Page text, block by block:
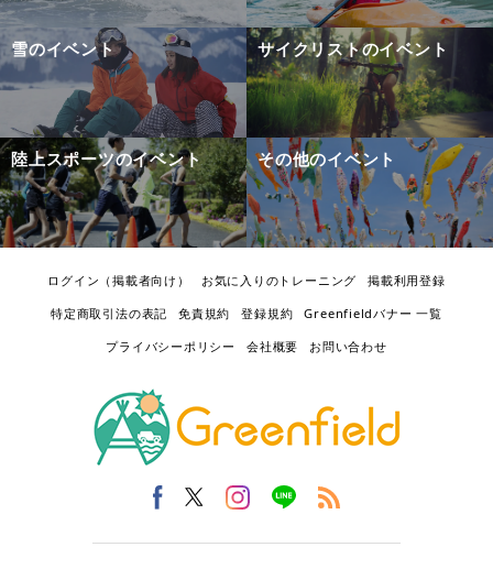
雪のイベント サイクリストのイベント
陸上スポーツのイベント その他のイベント
ログイン（掲載者向け） お気に入りのトレーニング
掲載利用登録
特定商取引法の表記
免責規約 登録規約
Greenfieldバナー 一覧
プライバシーポリシー
会社概要 お問い合わせ